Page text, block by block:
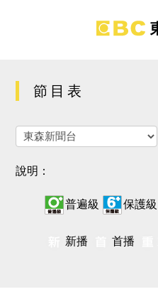
節目表
說明：
普遍級 保護級
新播 首播